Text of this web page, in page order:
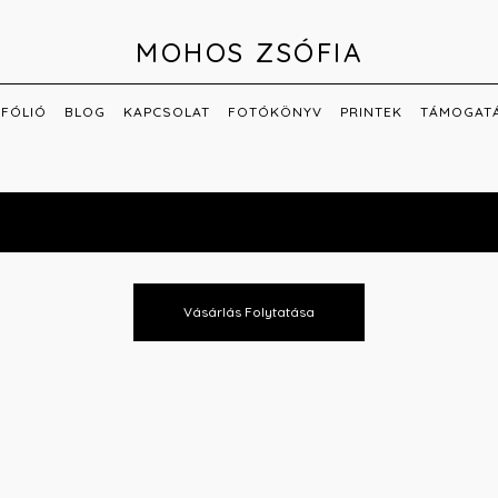
MOHOS ZSÓFIA
BLOG KAPCSOLAT FOTÓKÖNYV PRINTEK
Vásárlás Folytatása